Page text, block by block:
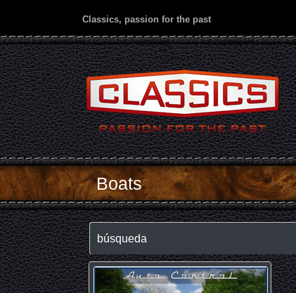
Classics, passion for the past
Boats
búsqueda